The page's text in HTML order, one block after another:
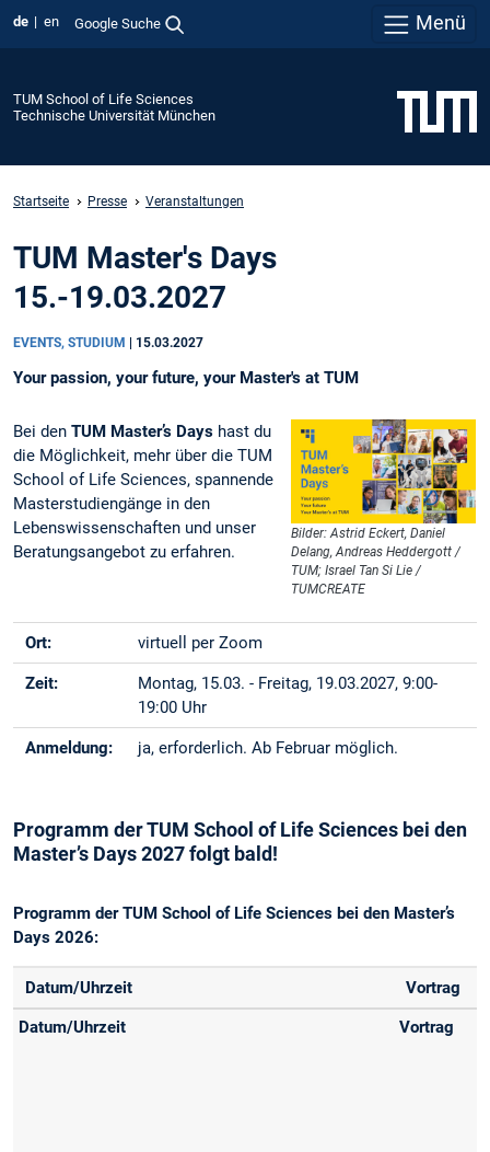
de en Google Suche Menü
TUM School of Life Sciences
Technische Universität München
Startseite Presse Veranstaltungen
TUM Master's Days
15.-19.03.2027
EVENTS, STUDIUM 15.03.2027
Your passion, your future, your Master's at TUM
Bilder: Astrid Eckert, Daniel
Delang, Andreas Heddergott /
TUM; Israel Tan Si Lie /
TUMCREATE
Bei den TUM Master’s Days hast du
die Möglichkeit, mehr über die TUM
School of Life Sciences, spannende
Masterstudiengänge in den
Lebenswissenschaften und unser
Beratungsangebot zu erfahren.
Ort: virtuell per Zoom
Zeit:
Montag, 15.03. - Freitag, 19.03.2027, 9:00-
19:00 Uhr
Anmeldung: ja, erforderlich. Ab Februar möglich.
Programm der TUM School of Life Sciences bei den
Master’s Days 2027 folgt bald!
Programm der TUM School of Life Sciences bei den Master’s
Days 2026:
Datum/Uhrzeit Vortrag